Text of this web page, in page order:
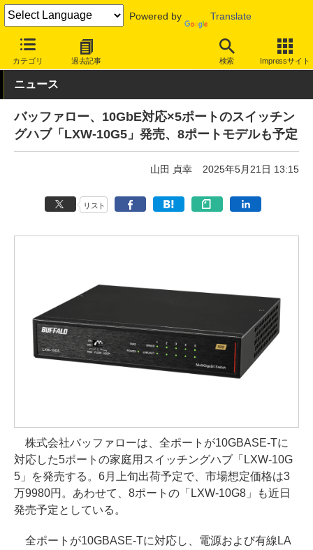
Powered by Translate
カテゴリ 過去記事 検索 Impressサイト
INTERNET Watch トピック
ニュース
バッファロー、10GbE対応×5ポートのスイッチン
グハブ「LXW-10G5」発売、8ポートモデルも予定
山田 貞幸 2025年5月21日 13:15
リスト
株式会社バッファローは、全ポートが10GBASE-Tに
対応した5ポートの家庭用スイッチングハブ「LXW-10G
5」を発売する。6月上旬出荷予定で、市場想定価格は3
万9980円。あわせて、8ポートの「LXW-10G8」も近日
発売予定としている。
全ポートが10GBASE-Tに対応し、電源および有線LA